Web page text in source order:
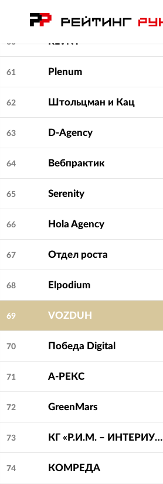
Wunder Digital
60 RLVNT
61 Plenum
62 Штольцман и Кац
63 D-Agency
64 Вебпрактик
65 Serenity
66 Hola Agency
67 Отдел роста
68 Elpodium
69 VOZDUH
70 Победа Digital
71 А-РЕКС
72 GreenMars
73 КГ «Р.И.М. – ИНТЕРИУМ»
74 КОМРЕДА